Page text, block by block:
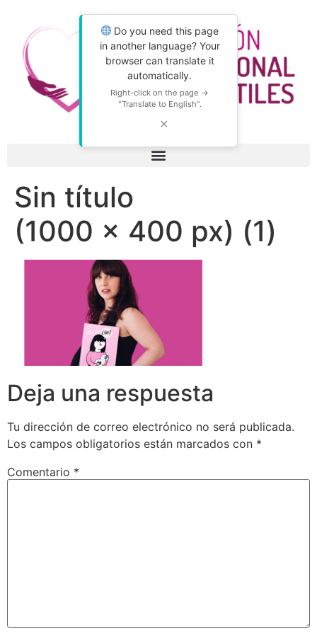
Do you need this page
in another language? Your
browser can translate it
automatically.
Right-click on the page →
"Translate to English".
✕
Sin título
(1000 × 400 px) (1)
Deja una respuesta
Tu dirección de correo electrónico no será publicada.
Los campos obligatorios están marcados con *
Comentario *